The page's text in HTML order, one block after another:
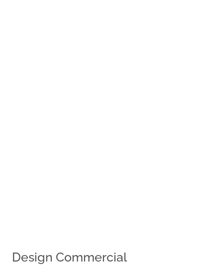
Design Commercial